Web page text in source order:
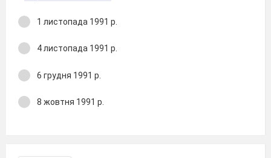
1 листопада 1991 р.
4 листопада 1991 р.
6 грудня 1991 р.
8 жовтня 1991 р.